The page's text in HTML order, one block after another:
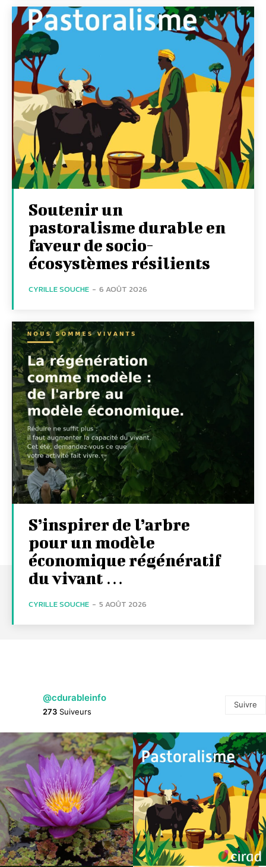
Soutenir un
pastoralisme durable en
faveur de socio-
écosystèmes résilients
CYRILLE SOUCHE - 6 AOÛT 2026
S’inspirer de l’arbre
pour un modèle
économique régénératif
du vivant …
CYRILLE SOUCHE - 5 AOÛT 2026
@cdurableinfo
273 Suiveurs
Suivre